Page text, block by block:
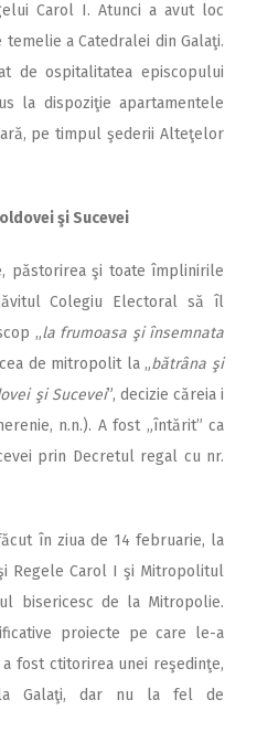
Carol I. Atunci a avut loc
a Catedralei din Galaţi.
de ospitalitatea episcopului
la dispoziţie apartamentele
pe timpul şederii Alteţelor
şi Sucevei
păstorirea şi toate împlinirile
Colegiu Electoral să îl
„la frumoasa şi însemnata
de mitropolit la „bătrâna şi
şi Sucevei”, decizie căreia i
n.n.). A fost „întărit” ca
prin Decretul regal cu nr.
în ziua de 14 februarie, la
Regele Carol I şi Mitropolitul
bisericesc de la Mitropolie.
proiecte pe care le-a
fost ctitorirea unei reşedinţe,
Galaţi, dar nu la fel de